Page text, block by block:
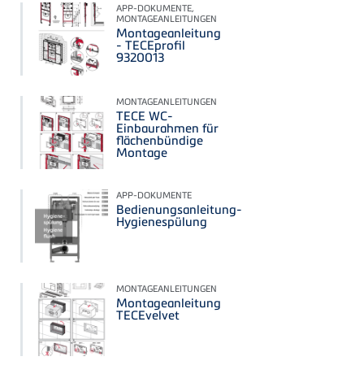
APP-DOKUMENTE,
MONTAGEANLEITUNGEN
Montageanleitung
- TECEprofil
9320013
MONTAGEANLEITUNGEN
TECE WC-
Einbaurahmen für
flächenbündige
Montage
APP-DOKUMENTE
Bedienungsanleitung-
Hygienespülung
MONTAGEANLEITUNGEN
Montageanleitung
TECEvelvet